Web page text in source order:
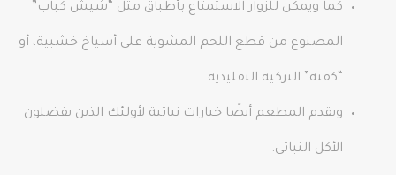
كما ويمكن للزوار الاستمتاع بأطباق مثل “شيش كباب”
المصنوع من قطع اللحم المشوية على أسياخ خشبية، أو
“كفتة” التركية التقليدية.
ويقدم المطعم أيضًا خيارات نباتية لأولئك الذين يفضلون
الأكل النباتي.